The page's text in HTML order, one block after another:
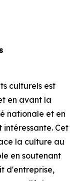
culturels est
en avant la
nationale et en
Cet
la culture au
en soutenant
d'entreprise,